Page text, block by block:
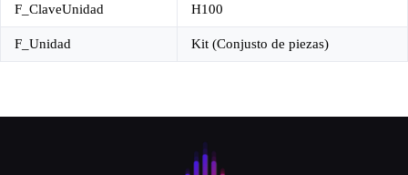
F_ClaveUnidad H100
F_Unidad Kit (Conjusto de piezas)